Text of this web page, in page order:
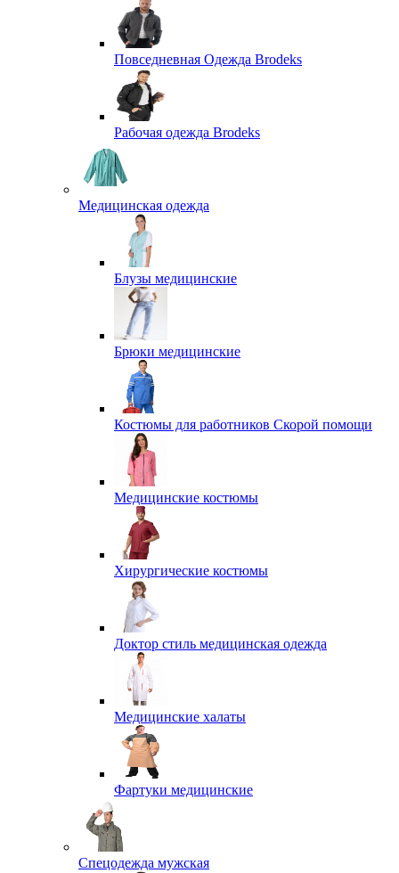
Повседневная Одежда Brodeks
Рабочая одежда Brodeks
Медицинская одежда
Блузы медицинские
Брюки медицинские
Костюмы для работников Скорой помощи
Медицинские костюмы
Хирургические костюмы
Доктор стиль медицинская одежда
Медицинские халаты
Фартуки медицинские
Спецодежда мужская